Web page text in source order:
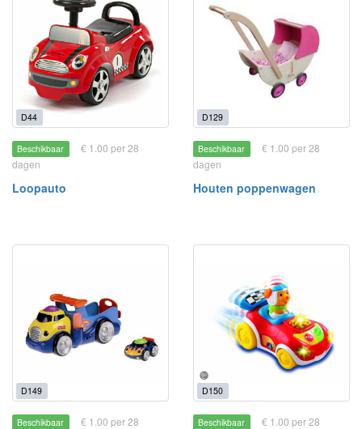
D44
Beschikbaar
€ 1.00 per 28
dagen
Loopauto
D129
Beschikbaar
€ 1.00 per 28
dagen
Houten poppenwagen
D149
Beschikbaar
€ 1.00 per 28
D150
Beschikbaar
€ 1.00 per 28